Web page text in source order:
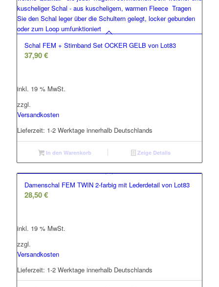
Schal FEM + Stirnband Set OCKER GELB von Lot83
37,90€
inkl. 19 % MwSt.
zzgl.
Versandkosten
Lieferzeit: 1-2 Werktage innerhalb Deutschlands
In den Warenkorb Zeige Details
Damenschal FEM TWIN 2-farbig mit Lederdetail von Lot83
28,50€
inkl. 19 % MwSt.
zzgl.
Versandkosten
Lieferzeit: 1-2 Werktage innerhalb Deutschlands